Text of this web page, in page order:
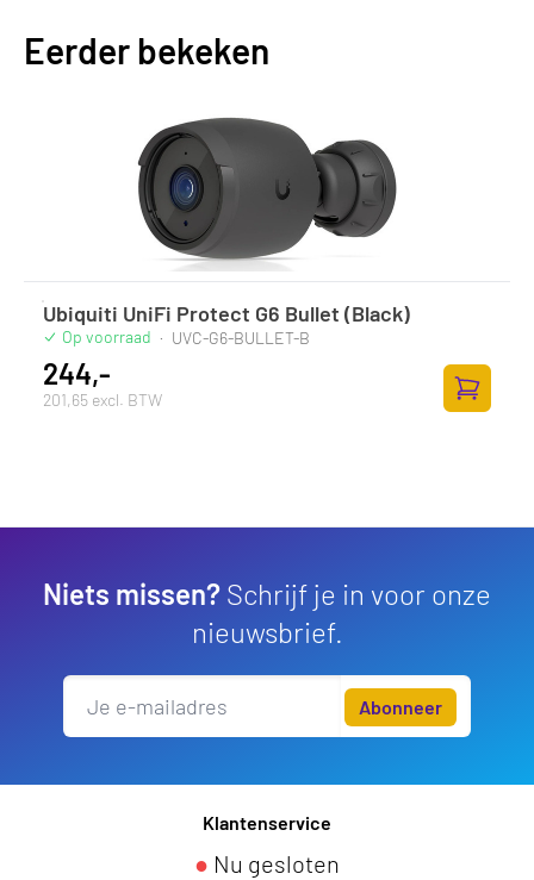
Eerder bekeken
Ubiquiti UniFi Protect G6 Bullet (Black)
Op voorraad · UVC-G6-BULLET-B
244,-
201,65 excl. BTW
Niets missen? Schrijf je in voor onze
nieuwsbrief.
Abonneer
Klantenservice
● Nu gesloten